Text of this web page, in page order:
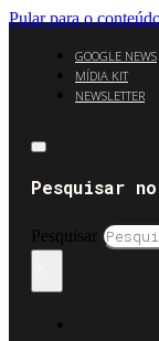
Pular para o
GOOGLE NEWS
MÍDIA KIT
NEWSLETTER
Pesquisar
Pesquisar